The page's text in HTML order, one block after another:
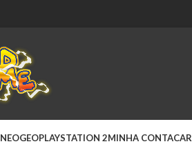
NEOGEOPLAYSTATION 2MINHA CONTA